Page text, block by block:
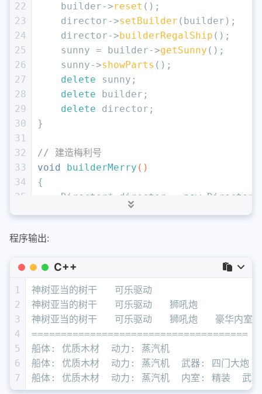
22
23
24
25
26
27
28
29
30
31
32
33
34
35
38
40
41
42
43
44
45
46
47
48
    builder->
reset ();
    director->
setBuilder (builder);
    director->
builderRegalShip ();
    sunny = builder->
getSunny ();
    sunny->
showParts ();
delete sunny;
delete builder;
delete director;
}
// 建造梅利号
void
builderMerry ()
{
    Director* director =
new Director;
    MerryBuilder* builder =
    director->
    MerryShip* merry = builder->
    merry->
showParts
delete merry;
    builder->
reset();
    director->
setBuilder
(builder);
    director->
builderStandardShip ();
    merry = builder->
getMerry();
程序输出:
C++
1
2
3
4
5
6
7
神树亚当的树干   可乐驱动
神树亚当的树干   可乐驱动   狮吼炮
神树亚当的树干   可乐驱动   狮吼炮   豪华内室
=====================================
船体: 优质木材  动力: 蒸汽机
船体: 优质木材  动力: 蒸汽机  武器: 四门大炮
船体: 优质木材  动力: 蒸汽机  内室: 精装  武器